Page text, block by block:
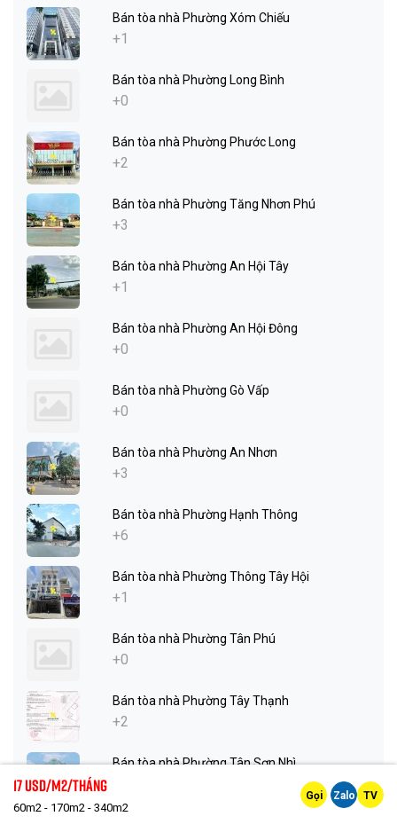
Bán tòa nhà Phường Xóm Chiếu
+1
Bán tòa nhà Phường Long Bình
+0
Bán tòa nhà Phường Phước Long
+2
Bán tòa nhà Phường Tăng Nhơn Phú
+3
Bán tòa nhà Phường An Hội Tây
+1
Bán tòa nhà Phường An Hội Đông
+0
Bán tòa nhà Phường Gò Vấp
+0
Bán tòa nhà Phường An Nhơn
+3
Bán tòa nhà Phường Hạnh Thông
+6
Bán tòa nhà Phường Thông Tây Hội
+1
Bán tòa nhà Phường Tân Phú
+0
Bán tòa nhà Phường Tây Thạnh
+2
Bán tòa nhà Phường Tân Sơn Nhì
17 Usd/m2/tháng
60m2 - 170m2 - 340m2
Gọi Zalo TV